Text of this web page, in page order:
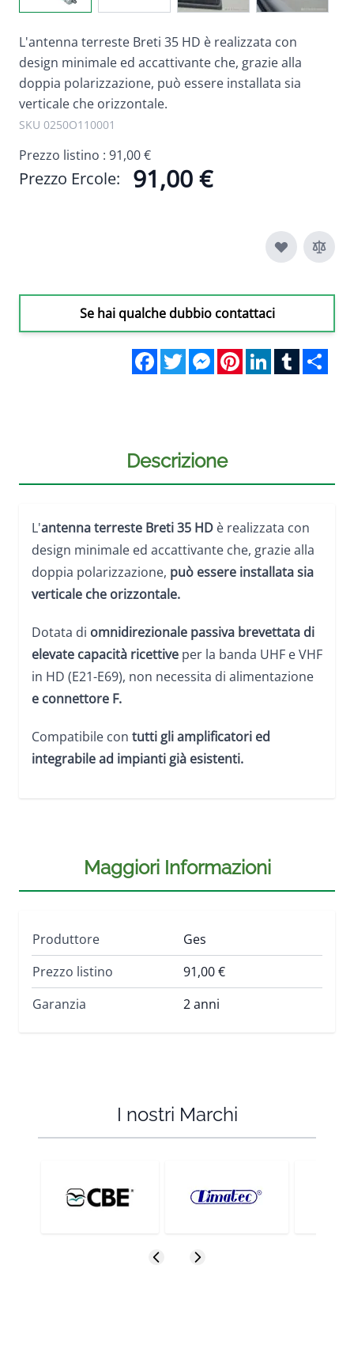
L'antenna terreste Breti 35 HD è realizzata con
design minimale ed accattivante che, grazie alla
doppia polarizzazione, può essere installata sia
verticale che orizzontale.
SKU 0250O110001
Prezzo listino : 91,00 €
Prezzo Ercole: 91,00 €
Se hai qualche dubbio contattaci
FacebookTwitterMessengerPinterestLinkedInTumblr
Descrizione
L'antenna terreste Breti 35 HD è realizzata con
design minimale ed accattivante che, grazie alla
doppia polarizzazione, può essere installata sia
verticale che orizzontale.
Dotata di omnidirezionale passiva brevettata di
elevate capacità ricettive per la banda UHF e VHF
in HD (E21-E69), non necessita di alimentazione
e connettore F.
Compatibile con tutti gli amplificatori ed
integrabile ad impianti già esistenti.
Maggiori Informazioni
Produttore
Ges
Prezzo listino
91,00 €
Garanzia
2 anni
I nostri Marchi